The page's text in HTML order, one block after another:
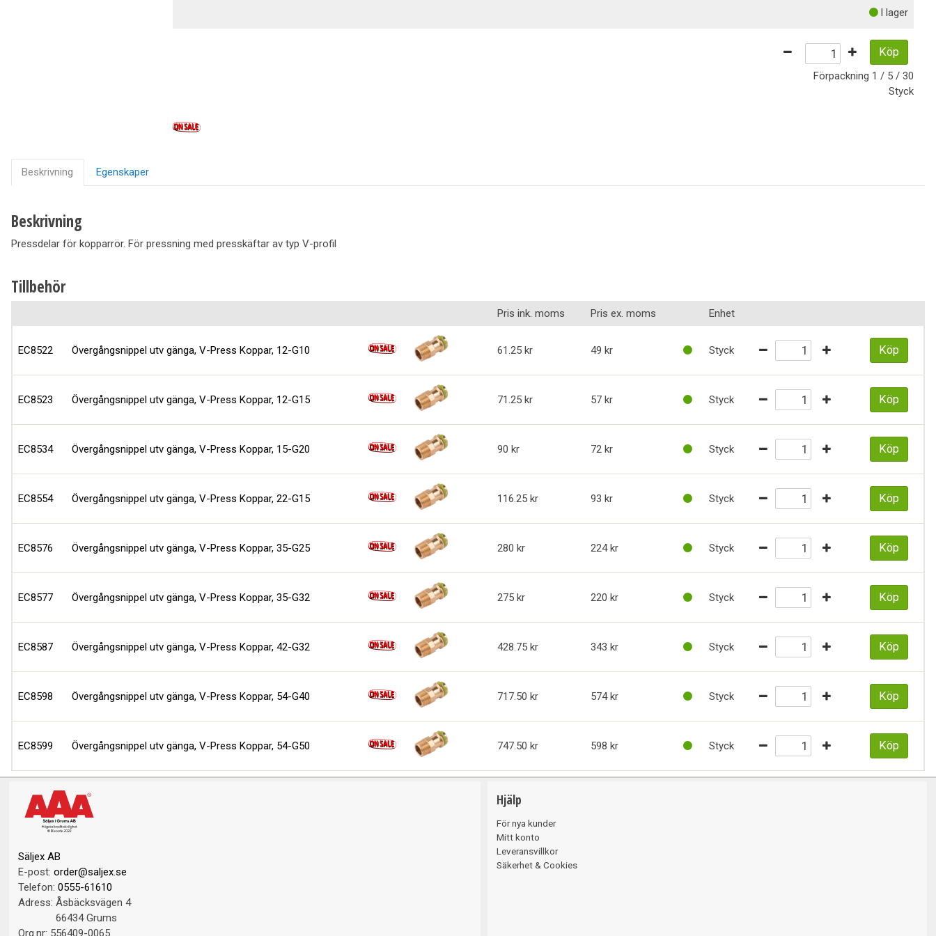
I lager
Köp
Förpackning 1 / 5 / 30
Styck
Beskrivning Egenskaper
Beskrivning
Pressdelar för kopparrör. För pressning med presskäftar av typ V-profil
Tillbehör
Pris ink. moms Pris ex. moms Enhet
EC8522 Övergångsnippel utv gänga, V-Press Koppar, 12-G10 61.25 49 Styck Köp
EC8523 Övergångsnippel utv gänga, V-Press Koppar, 12-G15 71.25 57 Styck Köp
EC8534 Övergångsnippel utv gänga, V-Press Koppar, 15-G20 90 72 Styck Köp
EC8554 Övergångsnippel utv gänga, V-Press Koppar, 22-G15 116.25 93 Styck Köp
EC8576 Övergångsnippel utv gänga, V-Press Koppar, 35-G25 280 224 Styck Köp
EC8577 Övergångsnippel utv gänga, V-Press Koppar, 35-G32 275 220 Styck Köp
EC8587 Övergångsnippel utv gänga, V-Press Koppar, 42-G32 428.75 343 Styck Köp
EC8598 Övergångsnippel utv gänga, V-Press Koppar, 54-G40 717.50 574 Styck Köp
EC8599 Övergångsnippel utv gänga, V-Press Koppar, 54-G50 747.50 598 Styck Köp
Säljex AB
E-post: order@saljex.se
Telefon: 0555-61610
Adress: Åsbäcksvägen 4
66434 Grums
Org.nr: 556409-0065
Hjälp
För nya kunder
Mitt konto
Leveransvillkor
Säkerhet & Cookies